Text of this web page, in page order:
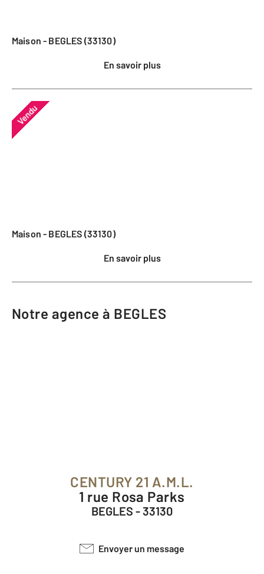
Maison - BEGLES (33130)
En savoir plus
Vendu
Maison - BEGLES (33130)
En savoir plus
Notre agence à BEGLES
CENTURY 21 A.M.L.
1 rue Rosa Parks
BEGLES - 33130
Envoyer un message